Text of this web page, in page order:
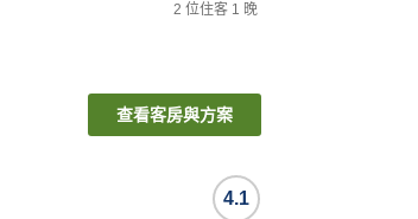
2 位住客 1 晚
查看客房與方案
4.1